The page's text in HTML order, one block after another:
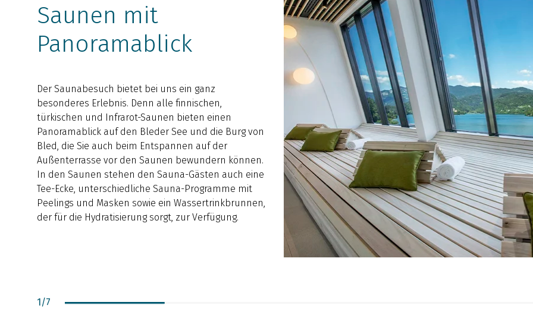
Saunen mit
Panoramablick
Der Saunabesuch bietet bei uns ein ganz
besonderes Erlebnis. Denn alle finnischen,
türkischen und Infrarot-Saunen bieten einen
Panoramablick auf den Bleder See und die Burg von
Bled, die Sie auch beim Entspannen auf der
Außenterrasse vor den Saunen bewundern können.
In den Saunen stehen den Sauna-Gästen auch eine
Tee-Ecke, unterschiedliche Sauna-Programme mit
Peelings und Masken sowie ein Wassertrinkbrunnen,
der für die Hydratisierung sorgt, zur Verfügung.
Besondere Massagen
Massage Park mit Kräuterbündeln, Massagen mit
heißen Steinen, Antistress- und schmerzstillende
Massage - wählen Sie Ihre Lieblingsmassage aus!
1/7